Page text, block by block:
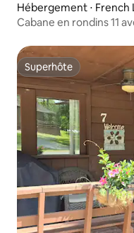
Hébergement ⋅ French
Cabane en rondins 11
Superhôte
Superhôte